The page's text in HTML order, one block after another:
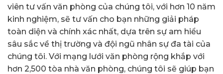
viên tư vấn văn phòng của chúng tôi, với hơn 10 năm
kinh nghiệm, sẽ tư vấn cho bạn những giải pháp
toàn diện và chính xác nhất, dựa trên sự am hiểu
sâu sắc về thị trường và đội ngũ nhân sự đa tài của
chúng tôi. Với mạng lưới văn phòng rộng khắp với
hơn 2,500 tòa nhà văn phòng, chúng tôi sẽ giúp bạn